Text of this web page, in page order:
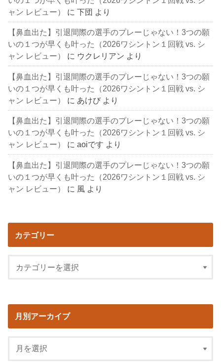
ャン レビュー）
に下団 より
【鼻血出た】引退間際の選手のプレーじゃない！3つの願
いの１つが早くも叶った（2026ワシントン１回戦 vs. シ
ャン レビュー）
に ウクレリアン より
【鼻血出た】引退間際の選手のプレーじゃない！3つの願
いの１つが早くも叶った（2026ワシントン１回戦 vs. シ
ャン レビュー）
に あけび より
【鼻血出た】引退間際の選手のプレーじゃない！3つの願
いの１つが早くも叶った（2026ワシントン１回戦 vs. シ
ャン レビュー）
にaoiです より
【鼻血出た】引退間際の選手のプレーじゃない！3つの願
いの１つが早くも叶った（2026ワシントン１回戦 vs. シ
ャン レビュー）
に 風 より
カテゴリー
月別アーカイブ